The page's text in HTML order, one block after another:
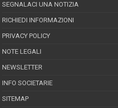
SEGNALACI UNA NOTIZIA
RICHIEDI INFORMAZIONI
PRIVACY POLICY
NOTE LEGALI
NEWSLETTER
INFO SOCIETARIE
SITEMAP